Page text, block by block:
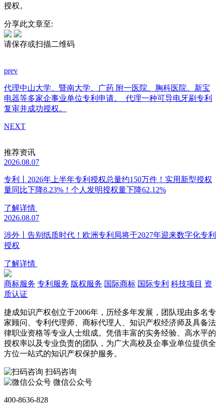
授权。
分享此文章至:
请保存或扫描二维码
prev
代理中山大学、暨南大学、广药 附一医院、胸科医院、新宝
电器等多家企事业单位专利申请。
代理一种可导电牙刷专利
复审并成功授权。
NEXT
推荐资讯
2026.08.07
专利丨2026年上半年专利授权总量约150万件！实用新型授权
量同比下降8.23%！个人发明授权量下降62.12%
了解详情
2026.08.07
涉外丨告别纸质时代！欧洲专利局将于2027年迎来数字化专利
授权
了解详情
商标服务 专利服务 版权服务 国际商标 国际专利 科技项目 资
质认证
捷成知识产权创立于2006年，历经多年发展，团队现由多名专
家顾问、专利代理师、商标代理人、知识产权经济师及具备法
律职业资格等专业人士组成。凭借丰富的实务经验、高水平的
授权率以及专业负责的团队，为广大高校及企事业单位提供全
方位一站式的知识产权保护服务。
扫码咨询
微信公众号
400-8636-828